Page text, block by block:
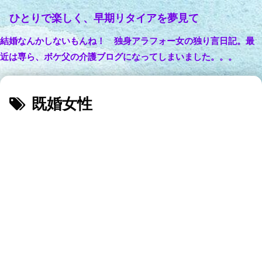
ひとりで楽しく、早期リタイアを夢見て
結婚なんかしないもんね！ 独身アラフォー女の独り言日記。最
近は専ら、ボケ父の介護ブログになってしまいました。。。
既婚女性